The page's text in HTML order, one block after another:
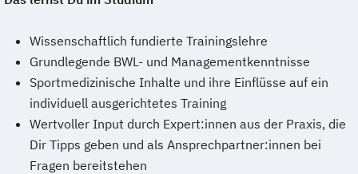
Wissenschaftlich fundierte Trainingslehre
Grundlegende BWL- und Managementkenntnisse
Sportmedizinische Inhalte und ihre Einflüsse auf ein
individuell ausgerichtetes Training
Wertvoller Input durch Expert:innen aus der Praxis, die
Dir Tipps geben und als Ansprechpartner:innen bei
Fragen bereitstehen